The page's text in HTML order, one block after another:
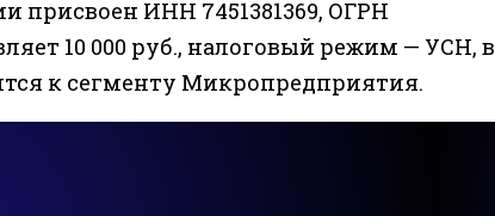
присвоен ИНН 7451381369, ОГРН
10 000 руб., налоговый режим — УСН, в
к сегменту Микропредприятия.